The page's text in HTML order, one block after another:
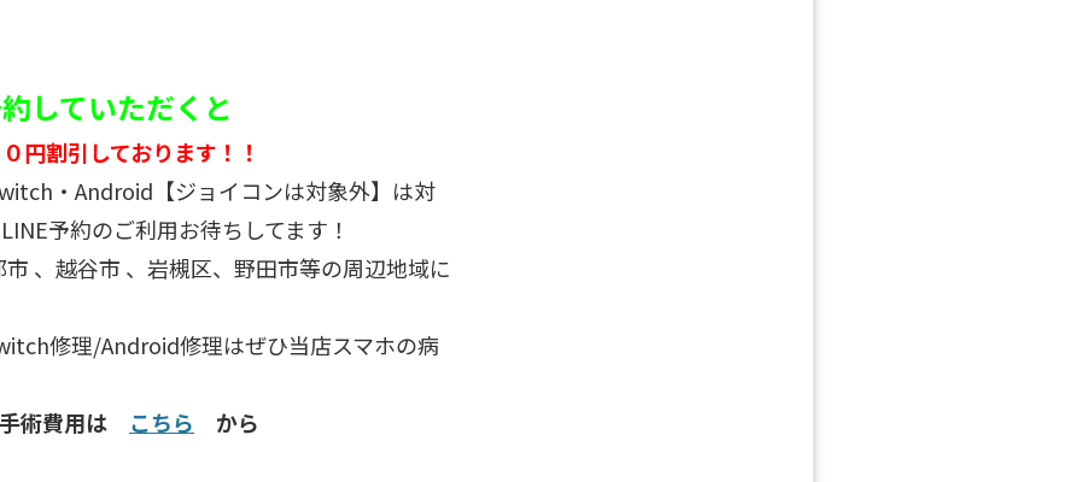
していただくと
円割引しております！！
・Android【ジョイコンは対象外】は対
予約のご利用お待ちしてます！
、越谷市 、岩槻区、野田市等の周辺地域に
修理/Android修理はぜひ当店スマホの病
術費用は こちら から